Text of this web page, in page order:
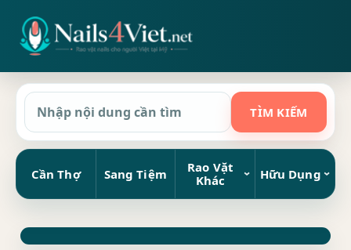
Cần Thợ Sang Tiệm
Rao Vặt
Khác
Hữu Dụng